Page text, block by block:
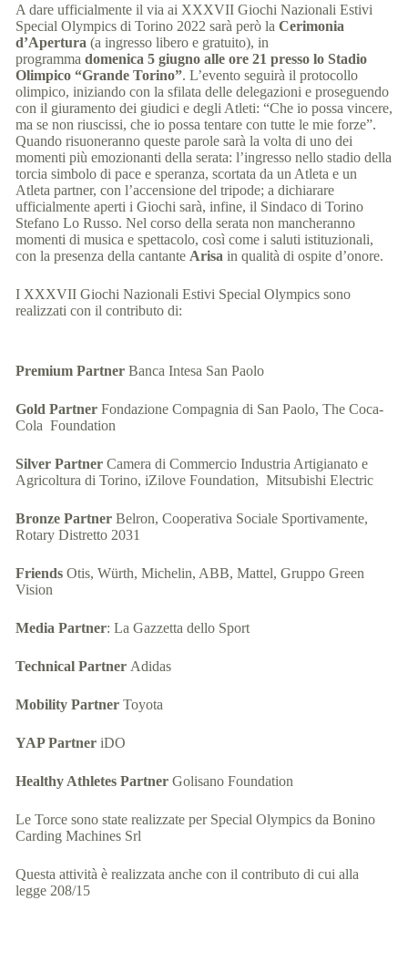
A dare ufficialmente il via ai XXXVII Giochi Nazionali Estivi
Special Olympics di Torino 2022 sarà però la Cerimonia
d’Apertura (a ingresso libero e gratuito), in
programma domenica 5 giugno alle ore 21 presso lo Stadio
Olimpico “Grande Torino”. L’evento seguirà il protocollo
olimpico, iniziando con la sfilata delle delegazioni e proseguendo
con il giuramento dei giudici e degli Atleti: “Che io possa vincere,
ma se non riuscissi, che io possa tentare con tutte le mie forze”.
Quando risuoneranno queste parole sarà la volta di uno dei
momenti più emozionanti della serata: l’ingresso nello stadio della
torcia simbolo di pace e speranza, scortata da un Atleta e un
Atleta partner, con l’accensione del tripode; a dichiarare
ufficialmente aperti i Giochi sarà, infine, il Sindaco di Torino
Stefano Lo Russo. Nel corso della serata non mancheranno
momenti di musica e spettacolo, così come i saluti istituzionali,
con la presenza della cantante Arisa in qualità di ospite d’onore.
I XXXVII Giochi Nazionali Estivi Special Olympics sono
realizzati con il contributo di:
Premium Partner Banca Intesa San Paolo
Gold Partner Fondazione Compagnia di San Paolo, The Coca-
Cola Foundation
Silver Partner Camera di Commercio Industria Artigianato e
Agricoltura di Torino, iZilove Foundation, Mitsubishi Electric
Bronze Partner Belron, Cooperativa Sociale Sportivamente,
Rotary Distretto 2031
Friends Otis, Würth, Michelin, ABB, Mattel, Gruppo Green
Vision
Media Partner: La Gazzetta dello Sport
Technical Partner Adidas
Mobility Partner Toyota
YAP Partner iDO
Healthy Athletes Partner Golisano Foundation
Le Torce sono state realizzate per Special Olympics da Bonino
Carding Machines Srl
Questa attività è realizzata anche con il contributo di cui alla
legge 208/15